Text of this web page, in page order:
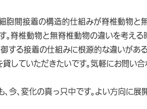
胞間接着の構造的仕組みが脊椎動物と
脊椎動物と無脊椎動物の違いを考える
する接着の仕組みに根源的な違いがあ
ていただきたいです。気軽にお問い合
今、変化の真っ只中です。よい方向に展